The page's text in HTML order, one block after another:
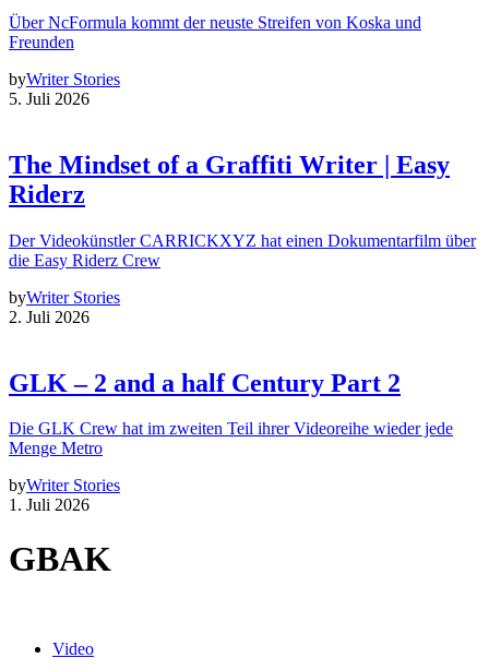
Über NcFormula kommt der neuste Streifen von Koska und
Freunden
byWriter Stories
5. Juli 2026
The Mindset of a Graffiti Writer | Easy
Riderz
Der Videokünstler CARRICKXYZ hat einen Dokumentarfilm über
die Easy Riderz Crew
byWriter Stories
2. Juli 2026
GLK – 2 and a half Century Part 2
Die GLK Crew hat im zweiten Teil ihrer Videoreihe wieder jede
Menge Metro
byWriter Stories
1. Juli 2026
GBAK
Video